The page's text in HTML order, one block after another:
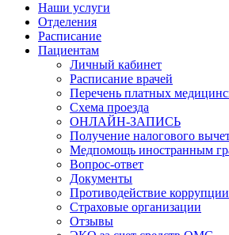
Наши услуги
Отделения
Расписание
Пациентам
Личный кабинет
Расписание врачей
Перечень платных
Схема проезда
ОНЛАЙН-ЗАПИСЬ
Получение налогового
Медпомощь иностранным
Вопрос-ответ
Документы
Противодействие коррупции
Страховые организации
Отзывы